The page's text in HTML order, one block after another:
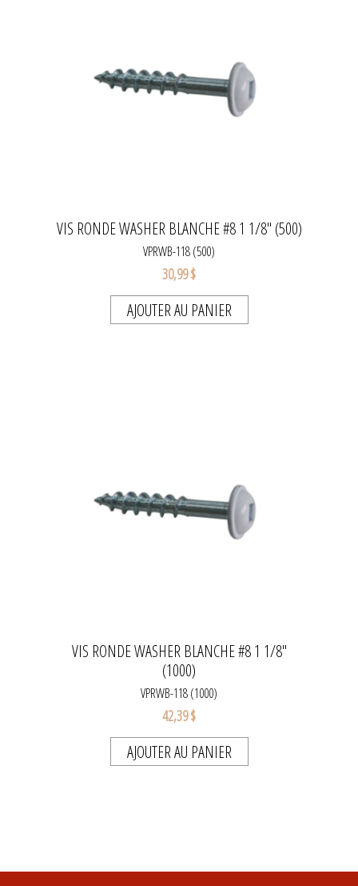
VIS RONDE WASHER BLANCHE #8 1 1/8" (500)
VPRWB-118 (500)
30,99 $
AJOUTER AU PANIER
VIS RONDE WASHER BLANCHE #8 1 1/8"
(1000)
VPRWB-118 (1000)
42,39 $
AJOUTER AU PANIER